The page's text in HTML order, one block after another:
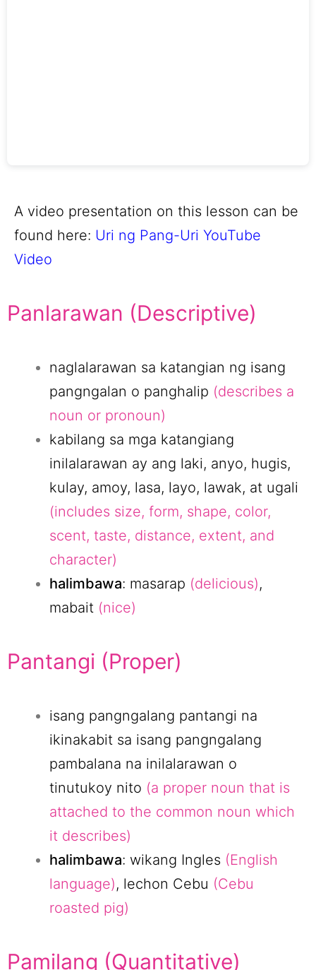
A video presentation on this lesson can be
found here: Uri ng Pang-Uri YouTube
Video
Panlarawan (Descriptive)
naglalarawan sa katangian ng isang
pangngalan o panghalip (describes a
noun or pronoun)
kabilang sa mga katangiang
inilalarawan ay ang laki, anyo, hugis,
kulay, amoy, lasa, layo, lawak, at ugali
(includes size, form, shape, color,
scent, taste, distance, extent, and
character)
halimbawa: masarap (delicious),
mabait (nice)
Pantangi (Proper)
isang pangngalang pantangi na
ikinakabit sa isang pangngalang
pambalana na inilalarawan o
tinutukoy nito (a proper noun that is
attached to the common noun which
it describes)
halimbawa: wikang Ingles (English
language), lechon Cebu (Cebu
roasted pig)
Pamilang (Quantitative)